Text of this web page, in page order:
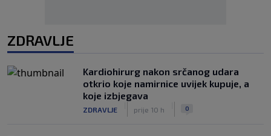
ZDRAVLJE
Kardiohirurg nakon srčanog udara
otkrio koje namirnice uvijek kupuje, a
koje izbjegava
ZDRAVLJE prije 10 h 0